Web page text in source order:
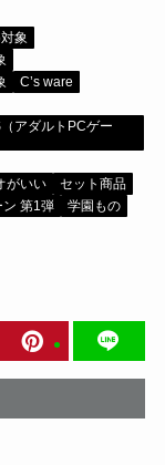
象
C’s ware
アダルトPCゲー
がいい
セット商品
第1弾
学園もの